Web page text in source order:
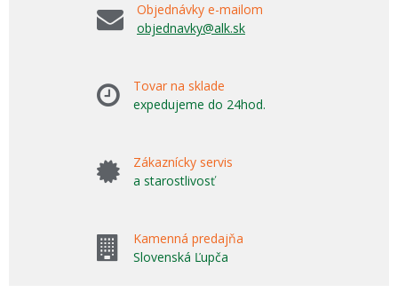
Objednávky e-mailom
objednavky@alk.sk
Tovar na sklade
expedujeme do 24hod.
Zákaznícky servis
a starostlivosť
Kamenná predajňa
Slovenská Ľupča